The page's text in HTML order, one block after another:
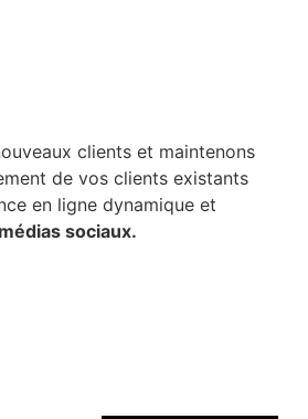
clients et maintenons
de vos clients existants
en ligne dynamique et
médias sociaux.